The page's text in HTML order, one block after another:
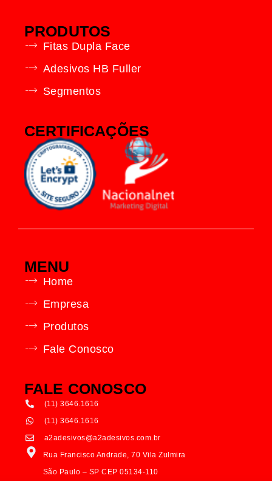
PRODUTOS
Fitas Dupla Face
Adesivos HB Fuller
Segmentos
CERTIFICAÇÕES
MENU
Home
Empresa
Produtos
Fale Conosco
FALE CONOSCO
(11) 3646.1616
(11) 3646.1616
a2adesivos@a2adesivos.com.br
Rua Francisco Andrade, 70 Vila Zulmira
São Paulo – SP CEP 05134-110